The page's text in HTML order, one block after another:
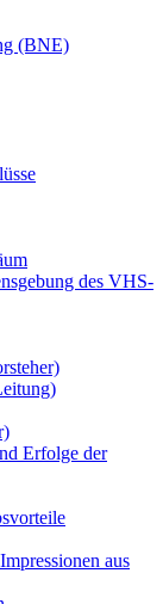
(BNE)
des VHS-
Erfolge der
aus